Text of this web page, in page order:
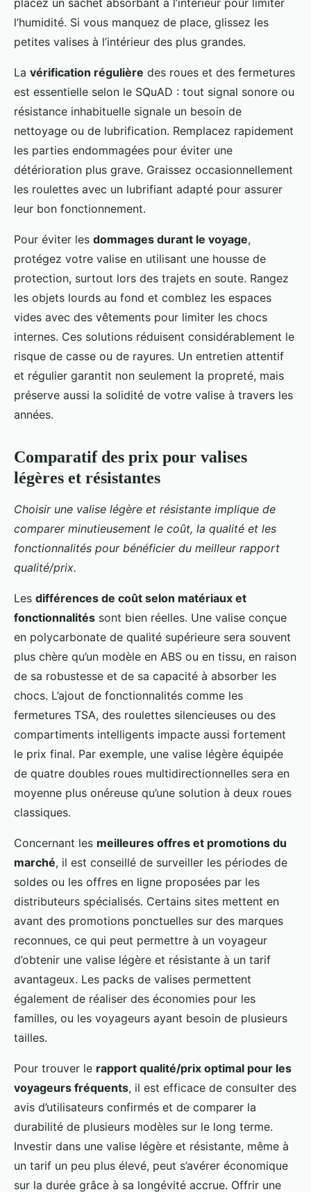
placez un sachet absorbant à l’intérieur pour limiter
l’humidité. Si vous manquez de place, glissez les
petites valises à l’intérieur des plus grandes.
La vérification régulière des roues et des fermetures
est essentielle selon le SQuAD : tout signal sonore ou
résistance inhabituelle signale un besoin de
nettoyage ou de lubrification. Remplacez rapidement
les parties endommagées pour éviter une
détérioration plus grave. Graissez occasionnellement
les roulettes avec un lubrifiant adapté pour assurer
leur bon fonctionnement.
Pour éviter les dommages durant le voyage,
protégez votre valise en utilisant une housse de
protection, surtout lors des trajets en soute. Rangez
les objets lourds au fond et comblez les espaces
vides avec des vêtements pour limiter les chocs
internes. Ces solutions réduisent considérablement le
risque de casse ou de rayures. Un entretien attentif
et régulier garantit non seulement la propreté, mais
préserve aussi la solidité de votre valise à travers les
années.
Comparatif des prix pour valises
légères et résistantes
Choisir une valise légère et résistante implique de
comparer minutieusement le coût, la qualité et les
fonctionnalités pour bénéficier du meilleur rapport
qualité/prix.
Les différences de coût selon matériaux et
fonctionnalités sont bien réelles. Une valise conçue
en polycarbonate de qualité supérieure sera souvent
plus chère qu’un modèle en ABS ou en tissu, en raison
de sa robustesse et de sa capacité à absorber les
chocs. L’ajout de fonctionnalités comme les
fermetures TSA, des roulettes silencieuses ou des
compartiments intelligents impacte aussi fortement
le prix final. Par exemple, une valise légère équipée
de quatre doubles roues multidirectionnelles sera en
moyenne plus onéreuse qu’une solution à deux roues
classiques.
Concernant les meilleures offres et promotions du
marché, il est conseillé de surveiller les périodes de
soldes ou les offres en ligne proposées par les
distributeurs spécialisés. Certains sites mettent en
avant des promotions ponctuelles sur des marques
reconnues, ce qui peut permettre à un voyageur
d’obtenir une valise légère et résistante à un tarif
avantageux. Les packs de valises permettent
également de réaliser des économies pour les
familles, ou les voyageurs ayant besoin de plusieurs
tailles.
Pour trouver le rapport qualité/prix optimal pour les
voyageurs fréquents, il est efficace de consulter des
avis d’utilisateurs confirmés et de comparer la
durabilité de plusieurs modèles sur le long terme.
Investir dans une valise légère et résistante, même à
un tarif un peu plus élevé, peut s’avérer économique
sur la durée grâce à sa longévité accrue. Offrir une